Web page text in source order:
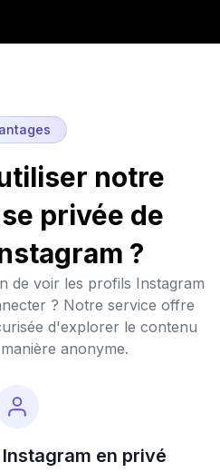
notre
privée de
?
de voir les profils Instagram
? Notre service offre
d'explorer le contenu
anonyme.
en privé